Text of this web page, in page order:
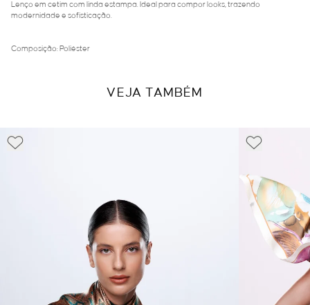
Lenço em cetim com linda estampa. Ideal para compor looks, trazendo
modernidade e sofisticação.
Composição: Poliéster
VEJA TAMBÉM